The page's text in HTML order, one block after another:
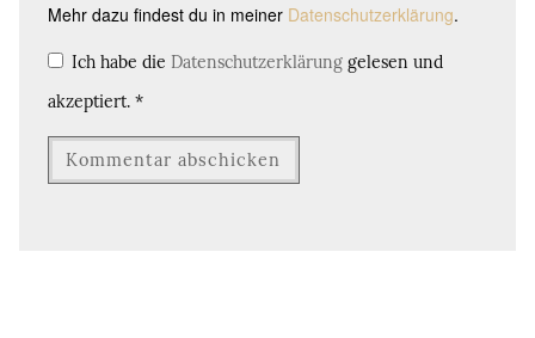
Mehr dazu findest du in meiner Datenschutzerklärung.
Ich habe die Datenschutzerklärung gelesen und
akzeptiert. *